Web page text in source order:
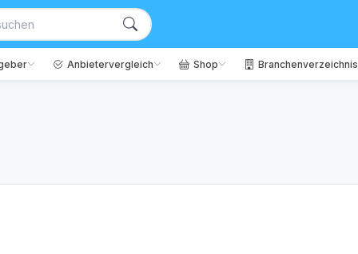
Anbietervergleich Shop Branchenverzeichnis